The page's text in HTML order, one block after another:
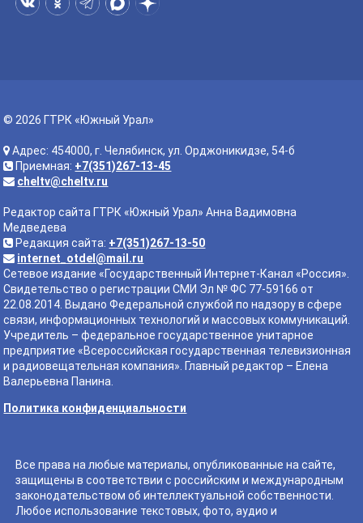
© 2026 ГТРК «Южный Урал»
Адрес: 454000, г. Челябинск, ул. Орджоникидзе, 54-б
Приемная: +7(351)267-13-45
cheltv@cheltv.ru
Редактор сайта ГТРК «Южный Урал» Анна Вадимовна
Медведева
Редакция сайта: +7(351)267-13-50
internet_otdel@mail.ru
Сетевое издание «Государственный Интернет-Канал «Россия».
Свидетельство о регистрации СМИ Эл № ФС 77-59166 от
22.08.2014. Выдано Федеральной службой по надзору в сфере
связи, информационных технологий и массовых коммуникаций.
Учредитель – федеральное государственное унитарное
предприятие «Всероссийская государственная телевизионная
и радиовещательная компания». Главный редактор – Елена
Валерьевна Панина.
Политика конфиденциальности
Все права на любые материалы, опубликованные на сайте,
защищены в соответствии с российским и международным
законодательством об интеллектуальной собственности.
Любое использование текстовых, фото, аудио и